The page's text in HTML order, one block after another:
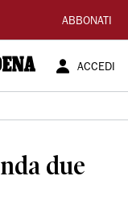
ABBONATI
ACCEDI
due